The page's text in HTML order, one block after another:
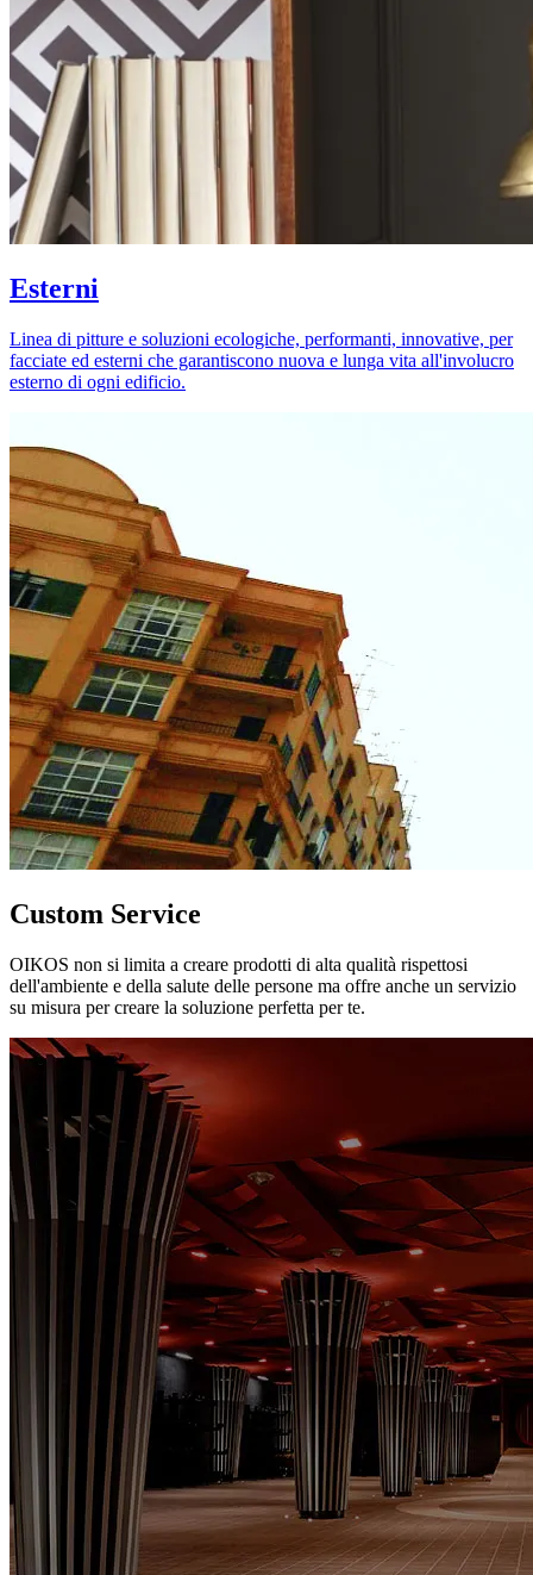
Esterni
Linea di pitture e soluzioni ecologiche, performanti, innovative, per
facciate ed esterni che garantiscono nuova e lunga vita all'involucro
esterno di ogni edificio.
Custom Service
OIKOS non si limita a creare prodotti di alta qualità rispettosi
dell'ambiente e della salute delle persone ma offre anche un servizio
su misura per creare la soluzione perfetta per te.